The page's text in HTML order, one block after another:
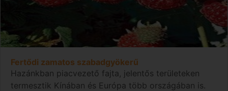
Fertődi zamatos szabadgyökerű
Hazánkban piacvezető fajta, jelentős területeken
termesztik Kínában és Európa több országában is.